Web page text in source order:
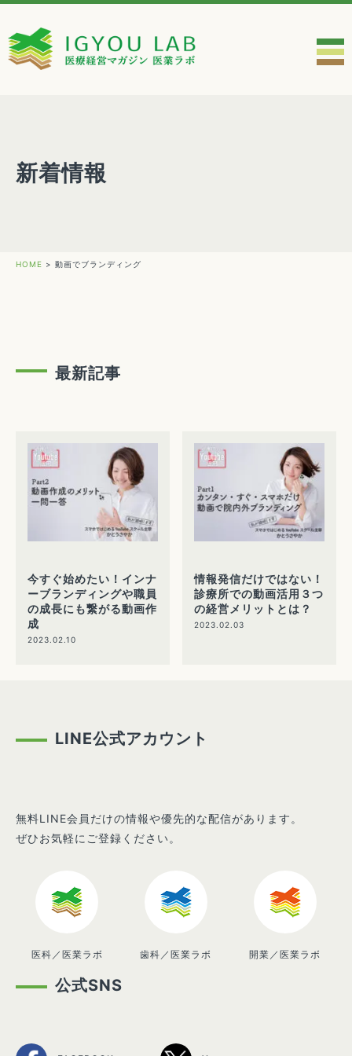
新着情報
HOME > 動画でブランディング
最新記事
今すぐ始めたい！インナ
ーブランディングや職員
の成長にも繋がる動画作
成
2023.02.10
情報発信だけではない！
診療所での動画活用３つ
の経営メリットとは？
2023.02.03
LINE公式アカウント
無料LINE会員だけの情報や優先的な配信があります。
ぜひお気軽にご登録ください。
医科／医業ラボ 歯科／医業ラボ 開業／医業ラボ
公式SNS